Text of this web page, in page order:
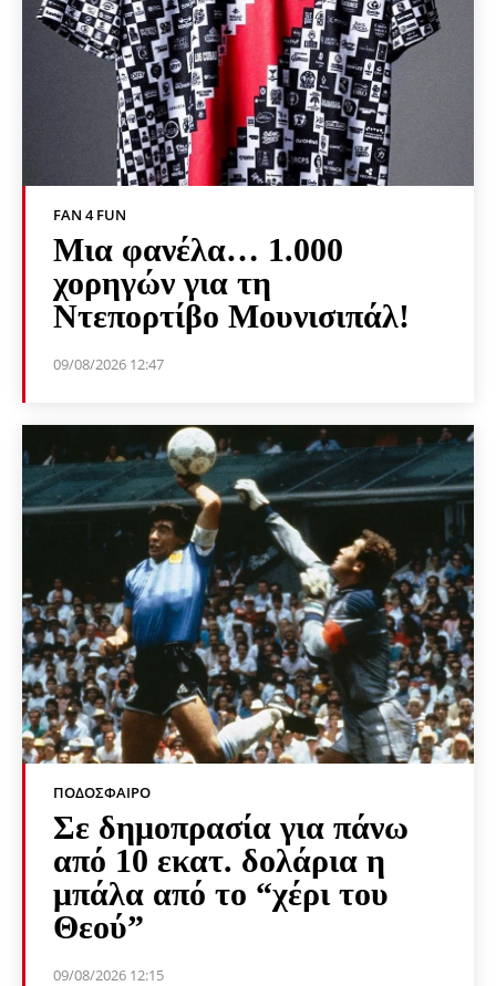
FAN 4 FUN
Μια φανέλα… 1.000
χορηγών για τη
Ντεπορτίβο Μουνισιπάλ!
09/08/2026 12:47
ΠΟΔΌΣΦΑΙΡΟ
Σε δημοπρασία για πάνω
από 10 εκατ. δολάρια η
μπάλα από το “χέρι του
Θεού”
09/08/2026 12:15